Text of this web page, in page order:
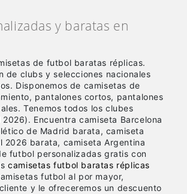
y baratas en
de futbol baratas réplicas.
de clubs y selecciones nacionales
Disponemos de camisetas de
pantalones cortos, pantalones
Tenemos todos los clubes
Encuentra camiseta Barcelona
de Madrid barata, camiseta
2026 barata, camiseta Argentina
futbol personalizadas gratis con
camisetas futbol baratas réplicas
futbol al por mayor,
y le ofreceremos un descuento